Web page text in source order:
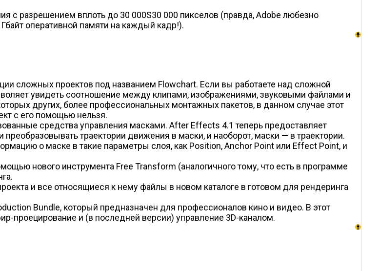
с разрешением вплоть до 30 000Ѕ30 000 пикселов (правда, Adobe любезно
оперативной памяти на каждый кадр!).
сложных проектов под названием Flowchart. Если вы работаете над сложной
увидеть соотношение между клипами, изображениями, звуковыми файлами и
других, более профессиональных монтажных пакетов, в данном случае этот
с его помощью нельзя.
средства управления масками. After Effects 4.1 теперь предоставляет
траектории движения в маски, и наоборот, маски — в траектории.
о маске в такие параметры слоя, как Position, Anchor Point или Effect Point, и
нового инструмента Free Transform (аналогичного тому, что есть в программе
и все относящиеся к нему файлы в новом каталоге в готовом для рендеринга
Bundle, который предназначен для профессионалов кино и видео. В этот
проецирование и (в последней версии) управление 3D-каналом.